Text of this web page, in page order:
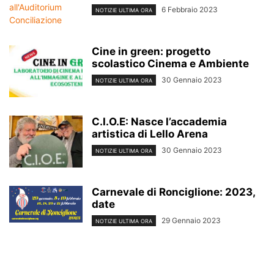
NOTIZIE ULTIMA ORA 6 Febbraio 2023
Cine in green: progetto
scolastico Cinema e Ambiente
NOTIZIE ULTIMA ORA 30 Gennaio 2023
C.I.O.E: Nasce l’accademia
artistica di Lello Arena
NOTIZIE ULTIMA ORA 30 Gennaio 2023
Carnevale di Ronciglione: 2023,
date
NOTIZIE ULTIMA ORA 29 Gennaio 2023